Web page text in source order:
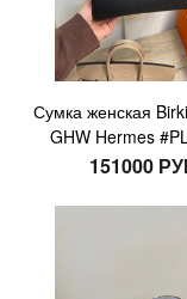
Сумка женская
GHW Hermes
151000